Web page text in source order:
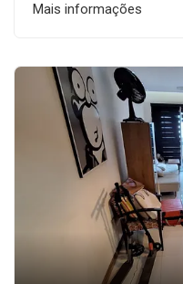
Mais informações